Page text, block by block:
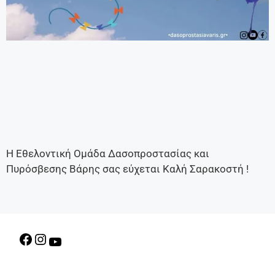
Η Εθελοντική Ομάδα Δασοπροστασίας και
Πυρόσβεσης Βάρης σας εύχεται Καλή Σαρακοστή !